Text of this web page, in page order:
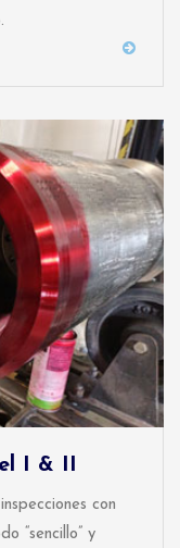
I & II
con
“sencillo” y